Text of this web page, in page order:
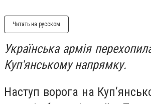
Читать на русском
Українська армія
Куп'янському напрямку.
Наступ ворога на